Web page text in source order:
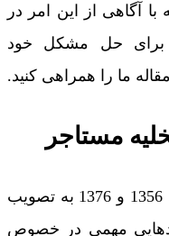
آگاهی از این امر در
برای حل مشکل خود
ما را همراهی کنید.
مستاجر
در سال‌های 1356 و 1376 به تصویب
مهمی در خصوص